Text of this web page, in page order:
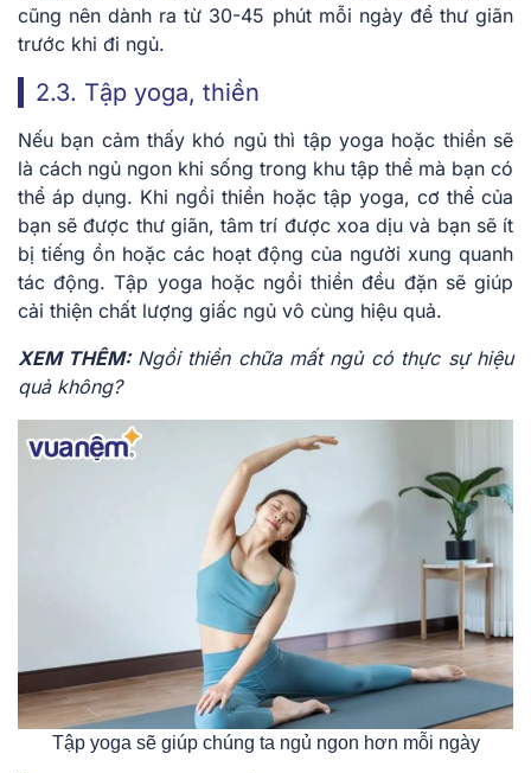
cũng nên dành ra từ 30-45 phút mỗi ngày để thư giãn
trước khi đi ngủ.
2.3. Tập yoga, thiền
Nếu bạn cảm thấy khó ngủ thì tập yoga hoặc thiền sẽ
là cách ngủ ngon khi sống trong khu tập thể mà bạn có
thể áp dụng. Khi ngồi thiền hoặc tập yoga, cơ thể của
bạn sẽ được thư giãn, tâm trí được xoa dịu và bạn sẽ ít
bị tiếng ồn hoặc các hoạt động của người xung quanh
tác động. Tập yoga hoặc ngồi thiền đều đặn sẽ giúp
cải thiện chất lượng giấc ngủ vô cùng hiệu quả.
XEM THÊM: Ngồi thiền chữa mất ngủ có thực sự hiệu
quả không?
Tập yoga sẽ giúp chúng ta ngủ ngon hơn mỗi ngày